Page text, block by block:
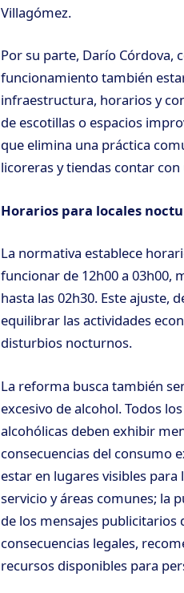
Villagómez.
Por su parte, Darío Córdova,
funcionamiento también
infraestructura, horarios y
de escotillas o espacios
que elimina una práctica
licoreras y tiendas contar
Horarios para locales
La normativa establece
funcionar de 12h00 a 03h00,
hasta las 02h30. Este ajuste,
equilibrar las actividades
disturbios nocturnos.
La reforma busca también
excesivo de alcohol. Todos
alcohólicas deben exhibir
consecuencias del consumo
estar en lugares visibles
servicio y áreas comunes; la
de los mensajes
consecuencias legales,
recursos disponibles para